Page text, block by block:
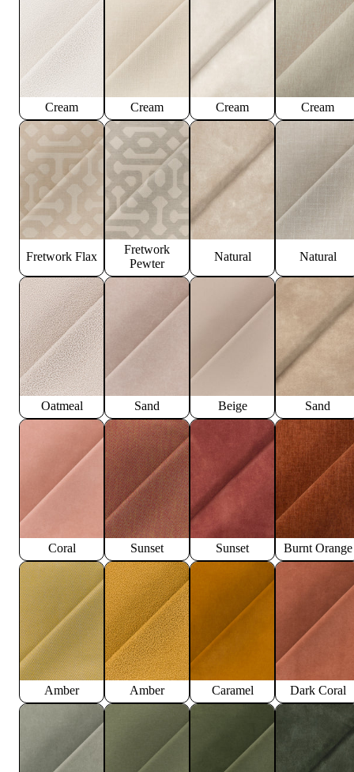
Cream Cream Cream Cream
Fretwork Flax
Fretwork
Pewter
Natural Natural
Oatmeal Sand Beige Sand
Coral Sunset Sunset Burnt Orange
Amber Amber Caramel Dark Coral